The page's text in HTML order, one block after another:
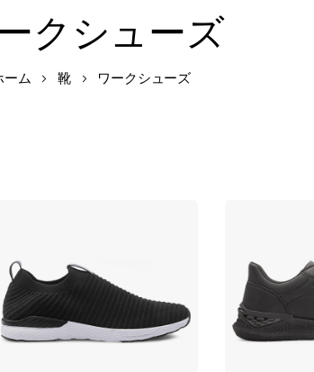
クシューズ
ーム 靴 ワークシューズ